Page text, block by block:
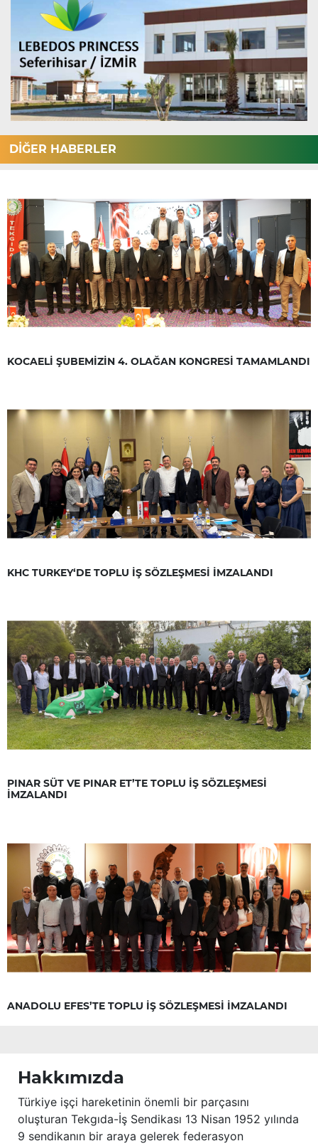
DİĞER HABERLER
KOCAELİ ŞUBEMİZİN 4. OLAĞAN KONGRESİ TAMAMLANDI
KHC TURKEY‘DE TOPLU İŞ SÖZLEŞMESİ İMZALANDI
PINAR SÜT VE PINAR ET’TE TOPLU İŞ SÖZLEŞMESİ
İMZALANDI
ANADOLU EFES’TE TOPLU İŞ SÖZLEŞMESİ İMZALANDI
Hakkımızda
Türkiye işçi hareketinin önemli bir parçasını
oluşturan Tekgıda-İş Sendikası 13 Nisan 1952 yılında
9 sendikanın bir araya gelerek federasyon